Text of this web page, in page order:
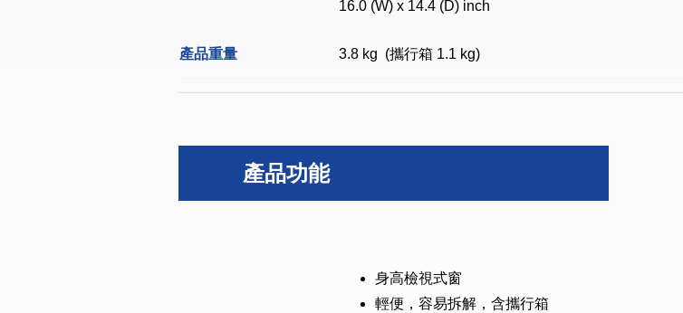
16.0 (W) x 14.4 (D) inch
產品重量 3.8 kg (攜行箱 1.1 kg)
產品功能
身高檢視式窗
輕便，容易拆解，含攜行箱